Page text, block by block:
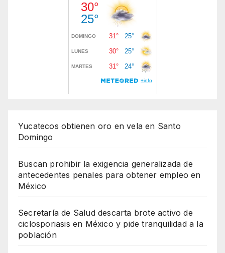
Yucatecos obtienen oro en vela en Santo
Domingo
Buscan prohibir la exigencia generalizada de
antecedentes penales para obtener empleo en
México
Secretaría de Salud descarta brote activo de
ciclosporiasis en México y pide tranquilidad a la
población